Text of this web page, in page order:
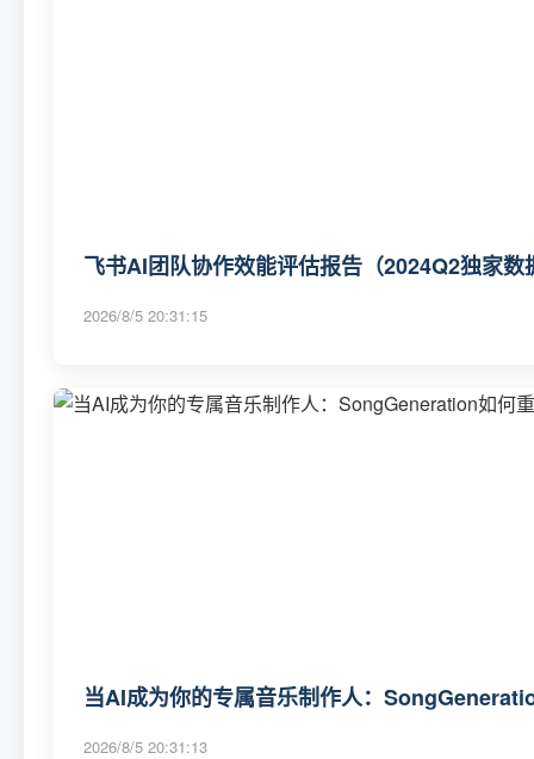
飞书AI团队协作效能评估报告（2024Q2独家
2026/8/5 20:31:15
当AI成为你的专属音乐制作人：
2026/8/5 20:31:13